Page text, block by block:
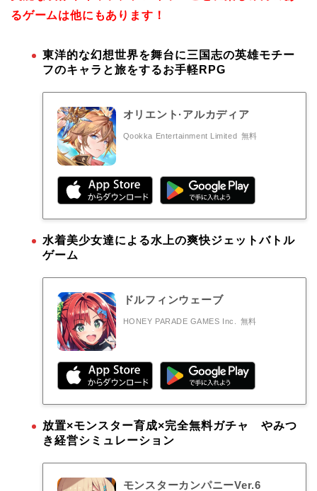
るゲームは他にもあります！
東洋的な幻想世界を舞台に三国志の英雄モチー
フのキャラと旅をするお手軽RPG
オリエント·アルカディア
Qookka Entertainment Limited 無料
水着美少女達による水上の爽快ジェットバトル
ゲーム
ドルフィンウェーブ
HONEY PARADE GAMES Inc. 無料
放置×モンスター育成×完全無料ガチャ やみつ
き経営シミュレーション
モンスターカンパニーVer.6